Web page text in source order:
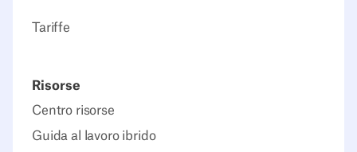
Tariffe
Risorse
Centro risorse
Guida al lavoro ibrido